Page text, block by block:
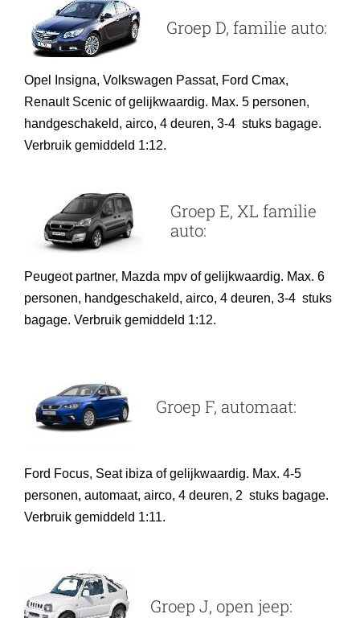
Groep D, familie auto:
Opel Insigna, Volkswagen Passat, Ford Cmax,
Renault Scenic of gelijkwaardig. Max. 5 personen,
handgeschakeld, airco, 4 deuren, 3-4 stuks bagage.
Verbruik gemiddeld 1:12.
Groep E, XL familie
auto:
Peugeot partner, Mazda mpv of gelijkwaardig. Max. 6
personen, handgeschakeld, airco, 4 deuren, 3-4 stuks
bagage. Verbruik gemiddeld 1:12.
Groep F, automaat:
Ford Focus, Seat ibiza of gelijkwaardig. Max. 4-5
personen, automaat, airco, 4 deuren, 2 stuks bagage.
Verbruik gemiddeld 1:11.
Groep J, open jeep: